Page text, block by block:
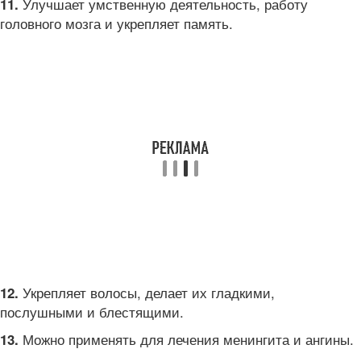
11.
головного мозга и укрепляет память.
12. Укрепляет волосы, делает их гладкими,
послушными и блестящими.
13. Можно применять для лечения менингита и ангины.